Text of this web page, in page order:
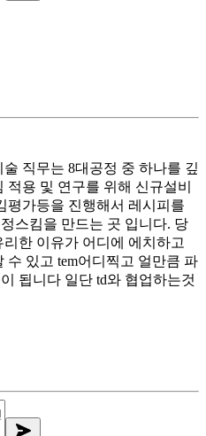
직무는 8대공정 중 하나를 깊
용 및 연구를 위해 신규설비
평가등을 진행해서 레시피를
스킴을 만드는 곳 입니다. 당
한 이유가 어디에 에치하고
수 있고 tem어디찍고 얼만큼 파
됩니다 일단 td와 협업하는것